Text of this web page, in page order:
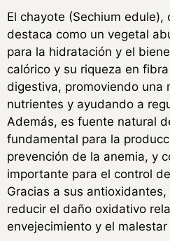
El chayote (Sechium edule),
destaca como un vegetal
para la hidratación y el
calórico y su riqueza en
digestiva, promoviendo una
nutrientes y ayudando a
Además, es fuente natural
fundamental para la
prevención de la anemia, y
importante para el control
Gracias a sus
reducir el daño oxidativo
envejecimiento y el